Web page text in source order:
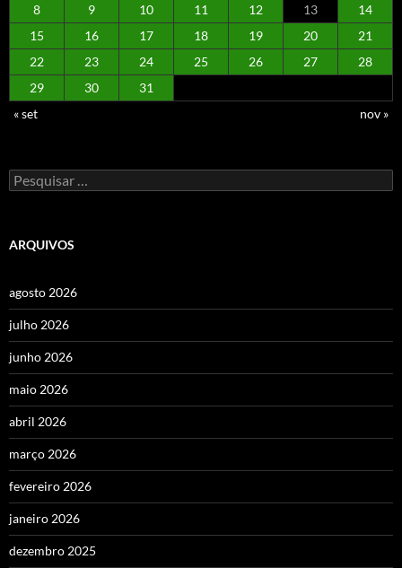
8
9 10 11 12 13
14
15
16 17 18 19 20
21
22
23 24 25 26 27
28
29
30
31
« set
nov »
Pesquisar
por:
ARQUIVOS
agosto 2026
julho 2026
junho 2026
maio 2026
abril 2026
março 2026
fevereiro 2026
janeiro 2026
dezembro 2025